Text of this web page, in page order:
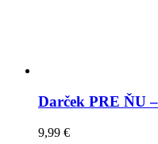
Darček PRE ŇU
9,99 €